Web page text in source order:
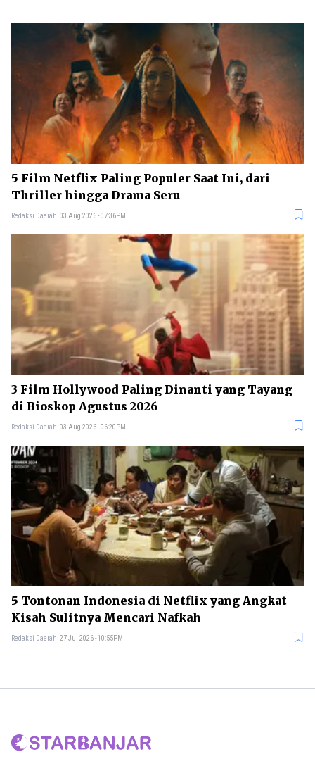
5 Film Netflix Paling Populer Saat Ini, dari
Thriller hingga Drama Seru
Redaksi Daerah 03 Aug 2026 - 07:36PM
3 Film Hollywood Paling Dinanti yang Tayang
di Bioskop Agustus 2026
Redaksi Daerah 03 Aug 2026 - 06:20PM
5 Tontonan Indonesia di Netflix yang Angkat
Kisah Sulitnya Mencari Nafkah
Redaksi Daerah 27 Jul 2026 - 10:55PM